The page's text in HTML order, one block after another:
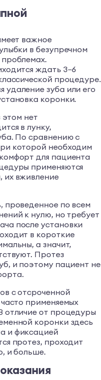
важное
в безупречном
ждать 3−6
процедуре.
удаление зуба или его
коронки.
этом нет
в лунку,
По сравнению с
которой необходим
для пациента
применяются
их вживление
проведенное по всем
к нулю, но требует
после установки
в короткие
а значит,
Протез
и поэтому пациент не
с отсроченной
применяемых
отличие от процедуры
коронки здесь
и фиксацией
протез, проходит
и больше.